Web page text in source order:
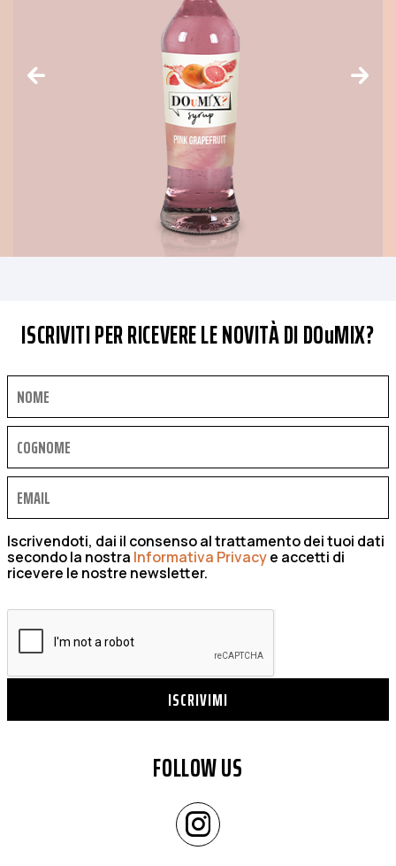
ISCRIVITI PER RICEVERE LE NOVITÀ DI DOuMIX?
Iscrivendoti, dai il consenso al trattamento dei tuoi dati
secondo la nostra Informativa Privacye accetti di
ricevere le nostre newsletter.
ISCRIVIMI
FOLLOW US